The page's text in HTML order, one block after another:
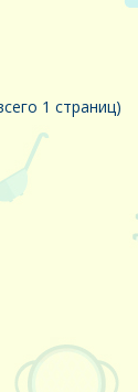
1 страниц)